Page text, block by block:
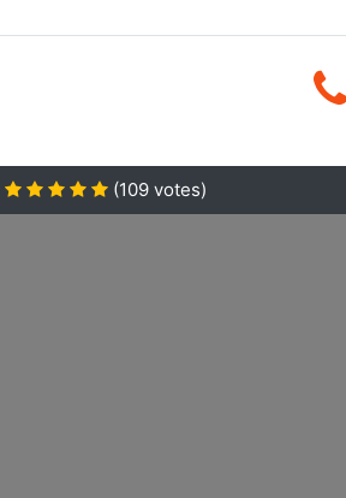
(109votes)